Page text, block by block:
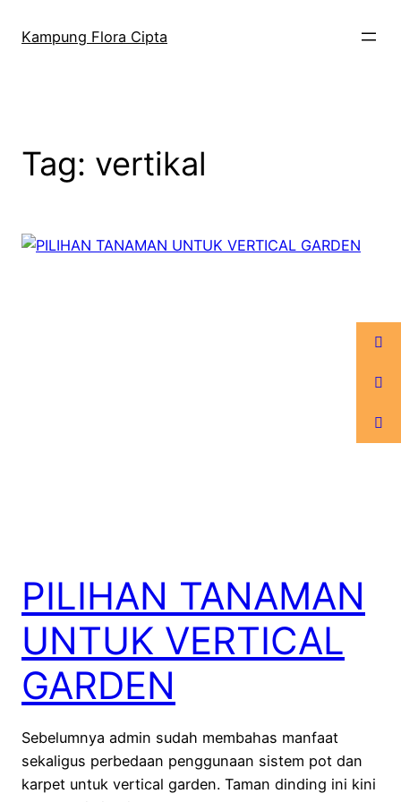
Kampung Flora Cipta
Tag: vertikal
PILIHAN TANAMAN
UNTUK VERTICAL
GARDEN
Sebelumnya admin sudah membahas manfaat
sekaligus perbedaan penggunaan sistem pot dan
karpet untuk vertical garden. Taman dinding ini kini